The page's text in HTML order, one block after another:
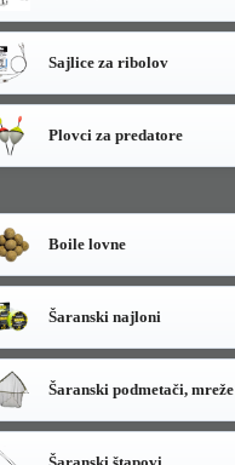
Sajlice za ribolov
Plovci za predatore
Boile lovne
Šaranski najloni
Šaranski podmetači, mreže